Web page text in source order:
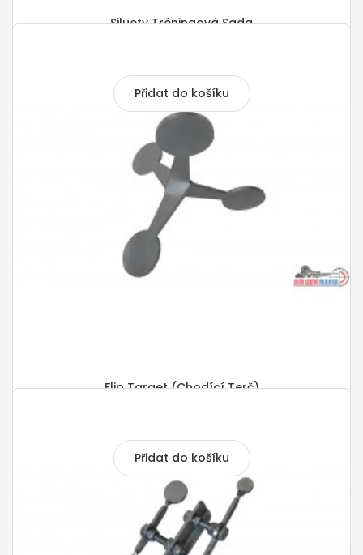
Siluety Tréningová Sada
Přidat do košíku
Flip Target (chodící Terč)
Přidat do košíku